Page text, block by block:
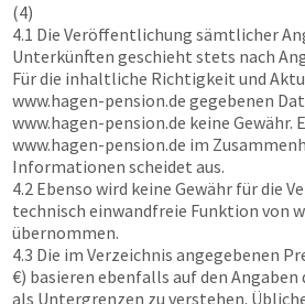
(4)
4.1 Die Veröffentlichung sämtlicher
Unterkünften geschieht stets nach
Für die inhaltliche Richtigkeit und
www.hagen-pension.de gegebenen
www.hagen-pension.de keine Gewähr.
www.hagen-pension.de im
Informationen scheidet aus.
4.2 Ebenso wird keine Gewähr für die
technisch einwandfreie Funktion von
übernommen.
4.3 Die im Verzeichnis angegebenen
€) basieren ebenfalls auf den Angaben
als Untergrenzen zu verstehen.